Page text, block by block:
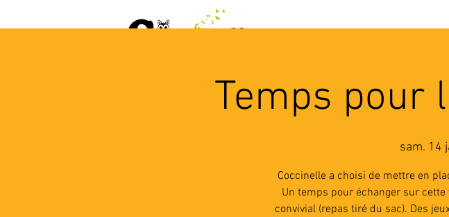
Temps pour
sam. 14
Coccinelle a choisi de mettre en
Un temps pour échanger sur
convivial (repas tiré du sac). Des